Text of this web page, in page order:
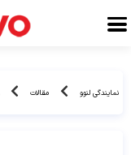
نمایندگی لنوو مقالات